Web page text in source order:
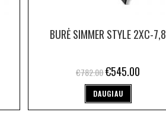
BURĖ SIMMER STYLE 2XC-7,8
€782.00€545.00
DAUGIAU